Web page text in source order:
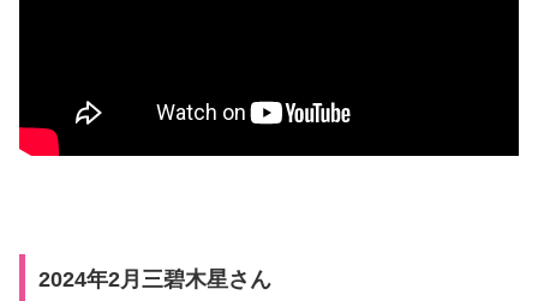
2024年2月三碧木星さん